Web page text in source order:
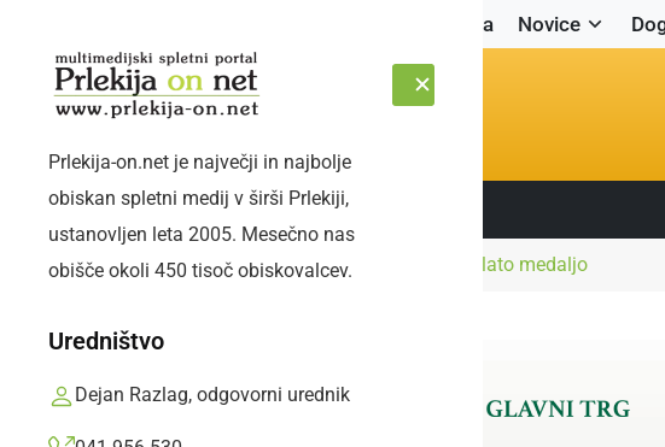
Naslovnica Novice
PETEK, 7. AVGUST 2026 Sledite nam:
Prlekija-on.net je največji in najbolje
obiskan spletni medij v širši Prlekiji,
ustanovljen leta 2005. Mesečno nas
obišče okoli 450 tisoč obiskovalcev.
Uredništvo
Dejan Razlag, odgovorni urednik
Naslovnica DružabnoVseh devet ekip z zlato medaljo